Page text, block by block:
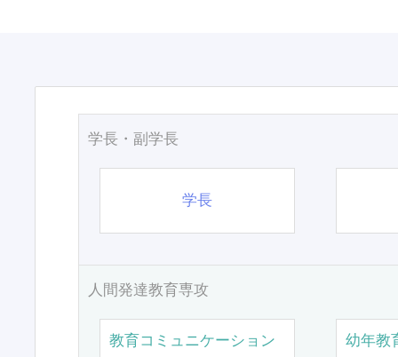
学長・副学長
学長
人間発達教育専攻
教育コミュニケーション
幼年教